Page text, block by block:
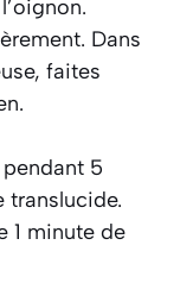
Dans
faites
5
translucide.
1 minute de